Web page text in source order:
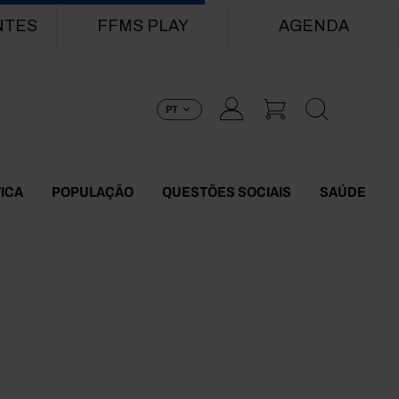
FFMS PLAY AGENDA
PT
POPULAÇÃO QUESTÕES SOCIAIS SAÚDE